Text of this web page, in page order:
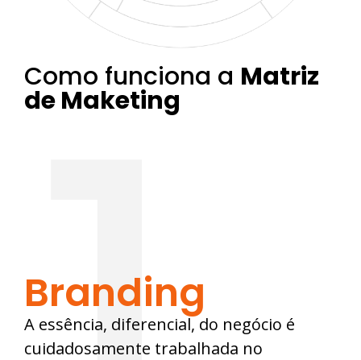
Como funciona a Matriz
de Maketing
Branding
A essência, diferencial, do negócio é
cuidadosamente trabalhada no